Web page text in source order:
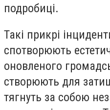
подробиці.
Такі прикрі
спотворюють
оновленого
створюють для
тягнуть за собою